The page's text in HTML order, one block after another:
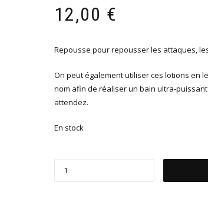
12,00 €
Repousse pour repousser les attaques,
On peut également utiliser ces lotions en
nom afin de réaliser un bain ultra-
attendez.
En stock